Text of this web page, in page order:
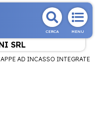
CERCA MENU
SRL
AD INCASSO INTEGRATE